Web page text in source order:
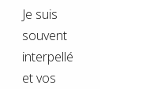
Je suis
souvent
interpellé
et vos